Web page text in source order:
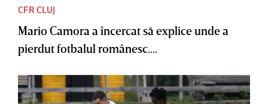
CFR CLUJ
Mario Camora a încercat să explice unde a
pierdut fotbalul românesc....